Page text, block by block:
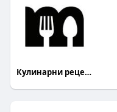
Кулинарни рецепти